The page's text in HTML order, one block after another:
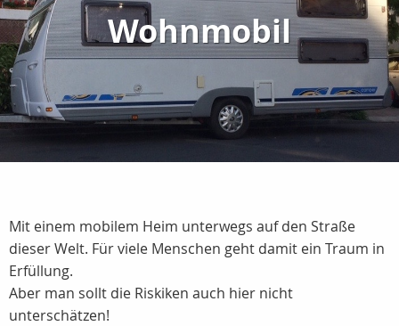
Wohnmobil
Mit einem mobilem Heim unterwegs auf den Straße
dieser Welt. Für viele Menschen geht damit ein Traum in
Erfüllung.
Aber man sollt die Riskiken auch hier nicht
unterschätzen!